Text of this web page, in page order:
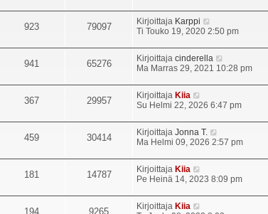
ts
n
i
e
s
t
ä
u
s
i
n
v
e
t
i
923 79097 Kirjoittaja Karppi
ä
t
ä
u
i
n
v
i
e
t
Ti Touko 19, 2020 2:50 pm
941 65276 Kirjoittajacinderella
ä
t
u
i
n
v
e
t
Ma Marras 29, 2021 10:28 pm
367 29957 KirjoittajaKiia
ä
t
ä
u
i
n
v
Su Helmi 22, 2026 6:47 pm
459 30414 KirjoittajaJonna T.
ä
t
u
i
Ma Helmi 09, 2026 2:57 pm
181 14787 KirjoittajaKiia
ä
t
Pe Heinä 14, 2023 8:09 pm
194 9265 KirjoittajaKiia